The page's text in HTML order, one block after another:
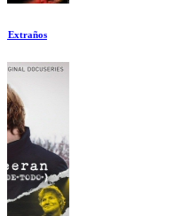
Vikingos Temporada 1 Ep 5-6